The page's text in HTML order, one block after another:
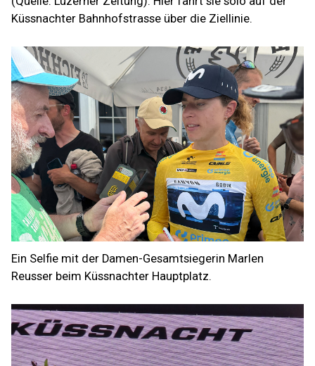
Küssnachter Bahnhofstrasse über die Ziellinie.
Ein Selfie mit der Damen-Gesamtsiegerin Marlen
Reusser beim Küssnachter Hauptplatz.